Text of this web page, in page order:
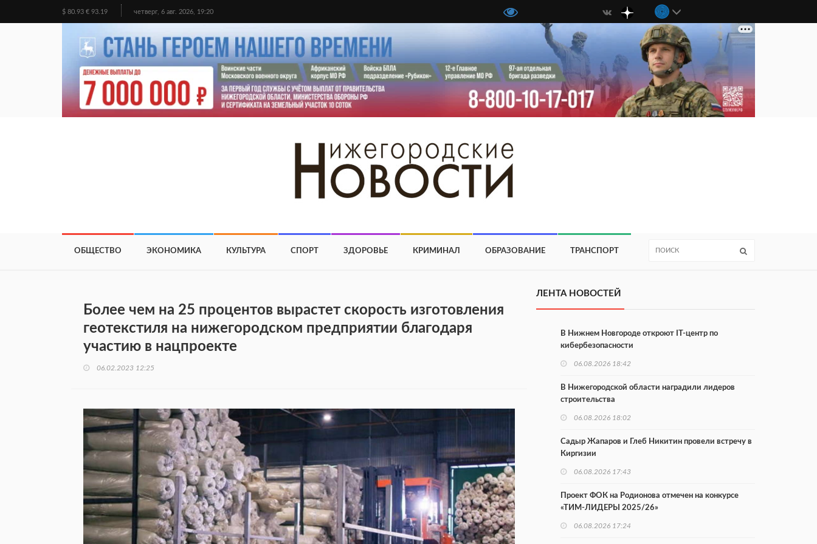
$ 80.93 € 93.19 четверг, 6 авг. 2026, 19:20
ОБЩЕСТВО ЭКОНОМИКА КУЛЬТУРА СПОРТ ЗДОРОВЬЕ КРИМИНАЛ ОБРАЗОВАНИЕ ТРАНСПОРТ
Более чем на 25 процентов вырастет скорость изготовления
геотекстиля на нижегородском предприятии благодаря
участию в нацпроекте
06.02.2023 12:25
ЛЕНТА НОВОСТЕЙ
В Нижнем Новгороде откроют IT-центр по
кибербезопасности
06.08.2026 18:42
В Нижегородской области наградили лидеров
строительства
06.08.2026 18:02
Садыр Жапаров и Глеб Никитин провели встречу в
Киргизии
06.08.2026 17:43
Проект ФОК на Родионова отмечен на конкурсе
«ТИМ-ЛИДЕРЫ 2025/26»
06.08.2026 17:24